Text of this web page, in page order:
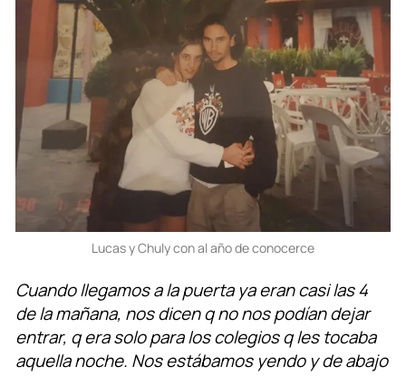
Lucas y Chuly con al año de conocerce
Cuando llegamos a la puerta ya eran casi las 4
de la mañana, nos dicen q no nos podían dejar
entrar, q era solo para los colegios q les tocaba
aquella noche. Nos estábamos yendo y de abajo